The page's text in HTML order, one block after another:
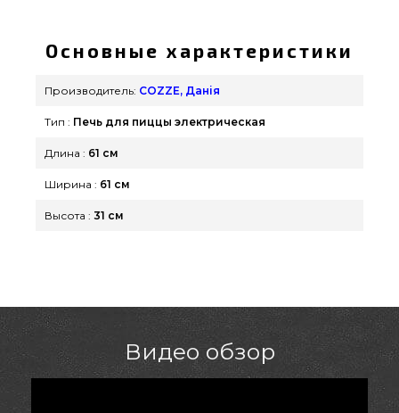
бренда COZZE, Данія по нормальной цене всего
26 099 грн. в интернет магазине брендовых
грилей Гриль Поинт. Самые лучшие
grillpoint.com.ua Наберите прямо сейчас нашим
экспертам по номеру 0(800) 337-275 и мы
Основные характеристики
Производитель: COZZE, Данія
Тип : Печь для пиццы электрическая
Длина : 61 см
Ширина : 61 см
Высота : 31 см
Видео обзор